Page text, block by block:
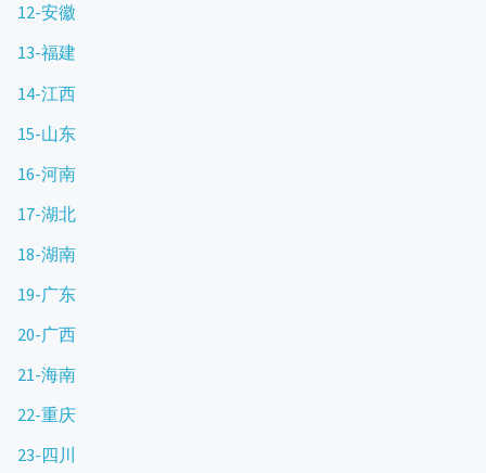
12-安徽
13-福建
14-江西
15-山东
16-河南
17-湖北
18-湖南
19-广东
20-广西
21-海南
22-重庆
23-四川